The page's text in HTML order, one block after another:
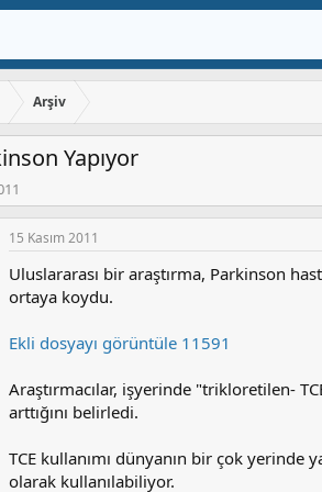
Arşiv
Yapıyor
15 Kasım 2011
Uluslararası bir araştırma, Parkinson
ortaya koydu.
Ekli dosyayı görüntüle 11591
Araştırmacılar, işyerinde "trikloretilen-
arttığını belirledi.
TCE kullanımı dünyanın bir çok
olarak kullanılabiliyor.